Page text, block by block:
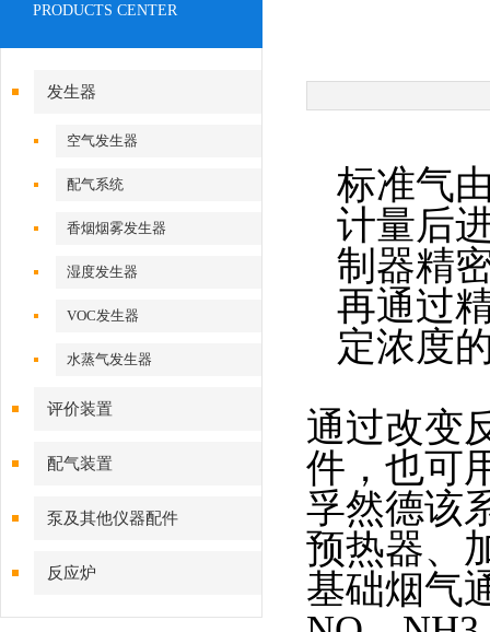
PRODUCTS CENTER
发生器
空气发生器
配气系统
香烟烟雾发生器
湿度发生器
VOC发生器
水蒸气发生器
评价装置
配气装置
泵及其他仪器配件
反应炉
标准气
计量后
制器精
再通过
定浓度
通过改变
件，也可
孚然德该
预热器、
基础烟气